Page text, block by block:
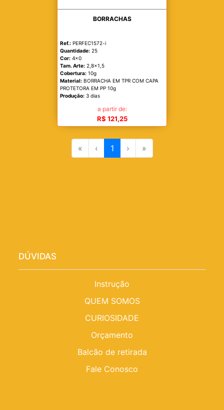
BORRACHAS
Ref.: PERFEC1572-i
Quantidade: 25
Cor: 4x0
Tam. Arte: 2,8x1,5
Cobertura: 10g
Material: BORRACHA EM TPR COM CAPA
PROTETORA EM PP 10g
Produção: 3 dias
a partir de:
R$ 121,25
« ‹ 1 › »
DÚVIDAS
Instrução
QUEM SOMOS
CURIOSIDADE
Orçamento
Balcão de retirada
Fale Conosco